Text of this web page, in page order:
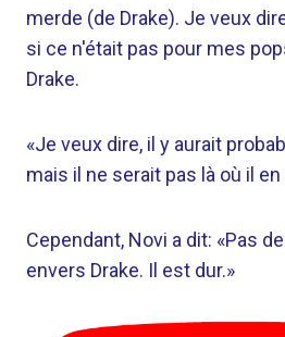
merde (de Drake). Je veux
si ce n'était pas pour mes
Drake.
«Je veux dire, il y aurait
mais il ne serait pas là où il en
Cependant, Novi a dit: «Pas
envers Drake. Il est dur.»